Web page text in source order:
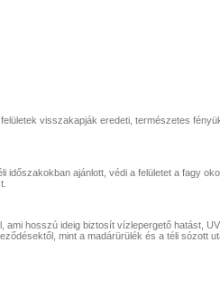
visszakapják eredeti, természetes
időszakokban ajánlott, védi a felületet a fagy
hosszú ideig biztosít vízlepergető hatást,
mint a madárürülék és a téli sózott